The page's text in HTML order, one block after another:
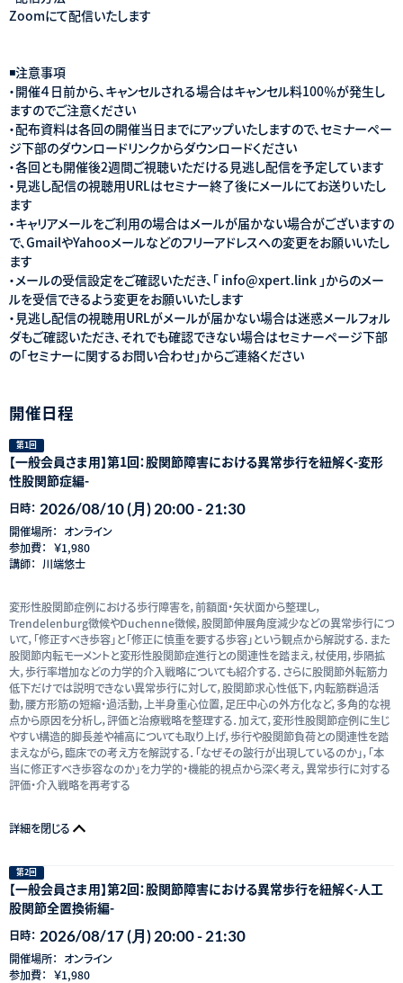
Zoomにて配信いたします
◾️注意事項
・開催４日前から、キャンセルされる場合はキャンセル料100％が発生し
ますのでご注意ください
・配布資料は各回の開催当日までにアップいたしますので、セミナーペー
ジ下部のダウンロードリンクからダウンロードください
・各回とも開催後2週間ご視聴いただける見逃し配信を予定しています
・見逃し配信の視聴用URLはセミナー終了後にメールにてお送りいたし
ます
・キャリアメールをご利用の場合はメールが届かない場合がございますの
で、GmailやYahooメールなどのフリーアドレスへの変更をお願いいたし
ます
・メールの受信設定をご確認いただき、「 info@xpert.link 」からのメー
ルを受信できるよう変更をお願いいたします
・見逃し配信の視聴用URLがメールが届かない場合は迷惑メールフォル
ダもご確認いただき、それでも確認できない場合はセミナーページ下部
の「セミナーに関するお問い合わせ」からご連絡ください
開催日程
第1回
【一般会員さま用】第1回：股関節障害における異常歩行を紐解く-変形
性股関節症編-
日時： 2026/08/10 (月) 20:00 - 21:30
開催場所： オンライン
参加費： ￥1,980
講師： 川端悠士
変形性股関節症例における歩行障害を，前額面・矢状面から整理し，
Trendelenburg徴候やDuchenne徴候，股関節伸展角度減少などの異常歩行につ
いて，「修正すべき歩容」と「修正に慎重を要する歩容」という観点から解説する．また
股関節内転モーメントと変形性股関節症進行との関連性を踏まえ，杖使用，歩隔拡
大，歩行率増加などの力学的介入戦略についても紹介する．さらに股関節外転筋力
低下だけでは説明できない異常歩行に対して，股関節求心性低下，内転筋群過活
動，腰方形筋の短縮・過活動，上半身重心位置，足圧中心の外方化など，多角的な視
点から原因を分析し，評価と治療戦略を整理する．加えて，変形性股関節症例に生じ
やすい構造的脚長差や補高についても取り上げ，歩行や股関節負荷との関連性を踏
まえながら，臨床での考え方を解説する．「なぜその跛行が出現しているのか」，「本
当に修正すべき歩容なのか」を力学的・機能的視点から深く考え，異常歩行に対する
評価・介入戦略を再考する
詳細を閉じる
第2回
【一般会員さま用】第2回：股関節障害における異常歩行を紐解く-人工
股関節全置換術編-
日時： 2026/08/17 (月) 20:00 - 21:30
開催場所： オンライン
参加費： ￥1,980